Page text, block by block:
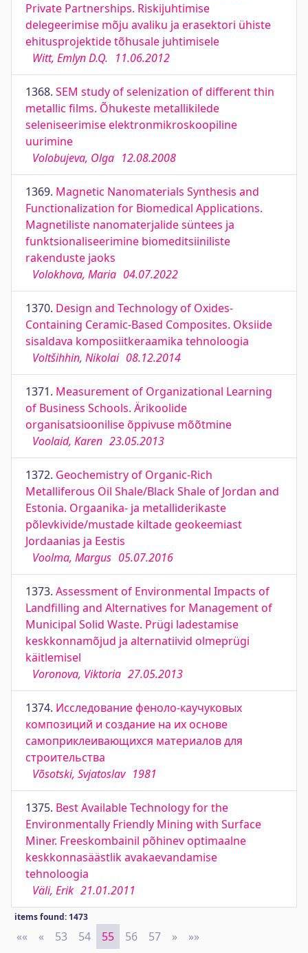
Private Partnerships. Riskijuhtimise
delegeerimise mõju avaliku ja erasektori ühiste
ehitusprojektide tõhusale juhtimisele
Witt, Emlyn D.Q. 11.06.2012
1368. SEM study of selenization of different thin
metallic films. Õhukeste metallikilede
seleniseerimise elektronmikroskoopiline
uurimine
Volobujeva, Olga 12.08.2008
1369. Magnetic Nanomaterials Synthesis and
Functionalization for Biomedical Applications.
Magnetiliste nanomaterjalide süntees ja
funktsionaliseerimine biomeditsiiniliste
rakenduste jaoks
Volokhova, Maria 04.07.2022
1370. Design and Technology of Oxides-
Containing Ceramic-Based Composites. Oksiide
sisaldava komposiitkeraamika tehnoloogia
Voltšihhin, Nikolai 08.12.2014
1371. Measurement of Organizational Learning
of Business Schools. Ärikoolide
organisatsioonilise õppivuse mõõtmine
Voolaid, Karen 23.05.2013
1372. Geochemistry of Organic-Rich
Metalliferous Oil Shale/Black Shale of Jordan and
Estonia. Orgaanika- ja metalliderikaste
põlevkivide/mustade kiltade geokeemiast
Jordaanias ja Eestis
Voolma, Margus 05.07.2016
1373. Assessment of Environmental Impacts of
Landfilling and Alternatives for Management of
Municipal Solid Waste. Prügi ladestamise
keskkonnamõjud ja alternatiivid olmeprügi
käitlemisel
Voronova, Viktoria 27.05.2013
1374. Исследование феноло-каучуковых
композиций и создание на их основе
самоприклеивающихся материалов для
строительства
Võsotski, Svjatoslav 1981
1375. Best Available Technology for the
Environmentally Friendly Mining with Surface
Miner. Freeskombainil põhinev optimaalne
keskkonnasäästlik avakaevandamise
tehnoloogia
Väli, Erik 21.01.2011
items found: 1473
«« First
« Previous
53 54 55 56 57 » Next
»»